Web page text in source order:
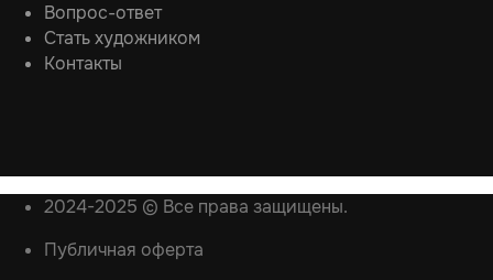
Вопрос-ответ
Стать художником
Контакты
2024-2025 © Все права защищены.
Публичная оферта